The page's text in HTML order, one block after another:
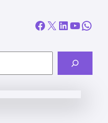
Facebook X LinkedIn YouTube WhatsApp